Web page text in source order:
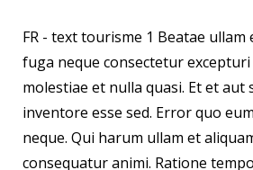
FR - text tourisme 1 Beatae ullam
fuga neque consectetur
molestiae et nulla quasi. Et et aut
inventore esse sed. Error quo
neque. Qui harum ullam et
consequatur animi. Ratione